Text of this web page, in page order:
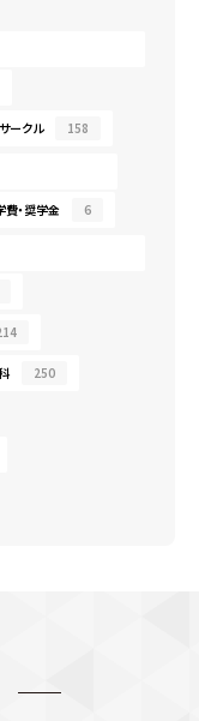
サークル 158
費・奨学金 6
250